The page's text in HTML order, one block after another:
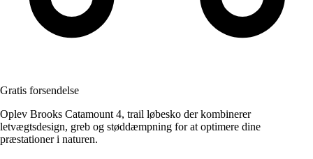
Gratis forsendelse
Oplev Brooks Catamount 4, trail løbesko der kombinerer
letvægtsdesign, greb og støddæmpning for at optimere dine
præstationer i naturen.